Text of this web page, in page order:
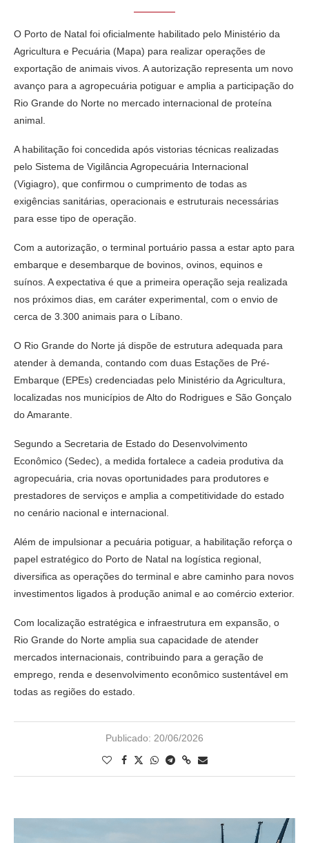
O Porto de Natal foi oficialmente habilitado pelo Ministério da
Agricultura e Pecuária (Mapa) para realizar operações de
exportação de animais vivos. A autorização representa um novo
avanço para a agropecuária potiguar e amplia a participação do
Rio Grande do Norte no mercado internacional de proteína
animal.
A habilitação foi concedida após vistorias técnicas realizadas
pelo Sistema de Vigilância Agropecuária Internacional
(Vigiagro), que confirmou o cumprimento de todas as
exigências sanitárias, operacionais e estruturais necessárias
para esse tipo de operação.
Com a autorização, o terminal portuário passa a estar apto para
embarque e desembarque de bovinos, ovinos, equinos e
suínos. A expectativa é que a primeira operação seja realizada
nos próximos dias, em caráter experimental, com o envio de
cerca de 3.300 animais para o Líbano.
O Rio Grande do Norte já dispõe de estrutura adequada para
atender à demanda, contando com duas Estações de Pré-
Embarque (EPEs) credenciadas pelo Ministério da Agricultura,
localizadas nos municípios de Alto do Rodrigues e São Gonçalo
do Amarante.
Segundo a Secretaria de Estado do Desenvolvimento
Econômico (Sedec), a medida fortalece a cadeia produtiva da
agropecuária, cria novas oportunidades para produtores e
prestadores de serviços e amplia a competitividade do estado
no cenário nacional e internacional.
Além de impulsionar a pecuária potiguar, a habilitação reforça o
papel estratégico do Porto de Natal na logística regional,
diversifica as operações do terminal e abre caminho para novos
investimentos ligados à produção animal e ao comércio exterior.
Com localização estratégica e infraestrutura em expansão, o
Rio Grande do Norte amplia sua capacidade de atender
mercados internacionais, contribuindo para a geração de
emprego, renda e desenvolvimento econômico sustentável em
todas as regiões do estado.
Publicado: 20/06/2026